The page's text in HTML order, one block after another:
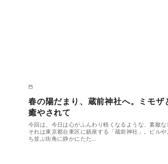
春の陽だまり、蔵前神社へ。ミモザ
癒やされて
今回は、今日は心がふんわり軽くなるような、素敵な
それは東京都台東区に鎮座する「蔵前神社」。ビル
ち並ぶ街角に静かにたた…